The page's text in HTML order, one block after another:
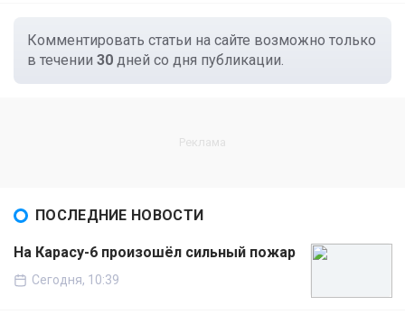
Комментировать статьи на сайте возможно только
в течении 30 дней со дня публикации.
ПОСЛЕДНИЕ НОВОСТИ
На Карасу-6 произошёл сильный пожар
Сегодня, 10:39